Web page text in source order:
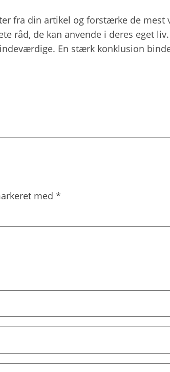
fra din artikel og forstærke de
råd, de kan anvende i deres eget
En stærk konklusion
med *